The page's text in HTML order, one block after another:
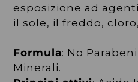
esposizione ad
il sole, il freddo,
Formula: No
Minerali.